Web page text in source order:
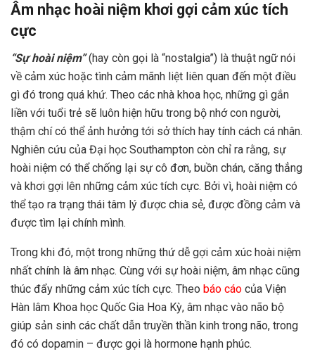
Âm nhạc hoài niệm khơi gợi cảm xúc tích
cực
“Sự hoài niệm”(hay còn gọi là “nostalgia”) là thuật ngữ nói
về cảm xúc hoặc tình cảm mãnh liệt liên quan đến một điều
gì đó trong quá khứ. Theo các nhà khoa học, những gì gắn
liền với tuổi trẻ sẽ luôn hiện hữu trong bộ nhớ con người,
thậm chí có thể ảnh hưởng tới sở thích hay tính cách cá nhân.
Nghiên cứu của Đại học Southampton còn chỉ ra rằng, sự
hoài niệm có thể chống lại sự cô đơn, buồn chán, căng thẳng
và khơi gợi lên những cảm xúc tích cực. Bởi vì, hoài niệm có
thể tạo ra trạng thái tâm lý được chia sẻ, được đồng cảm và
được tìm lại chính mình.
Trong khi đó, một trong những thứ dễ gợi cảm xúc hoài niệm
nhất chính là âm nhạc. Cùng với sự hoài niệm, âm nhạc cũng
thúc đẩy những cảm xúc tích cực. Theo báo cáo của Viện
Hàn lâm Khoa học Quốc Gia Hoa Kỳ, âm nhạc vào não bộ
giúp sản sinh các chất dẫn truyền thần kinh trong não, trong
đó có dopamin – được gọi là hormone hạnh phúc.